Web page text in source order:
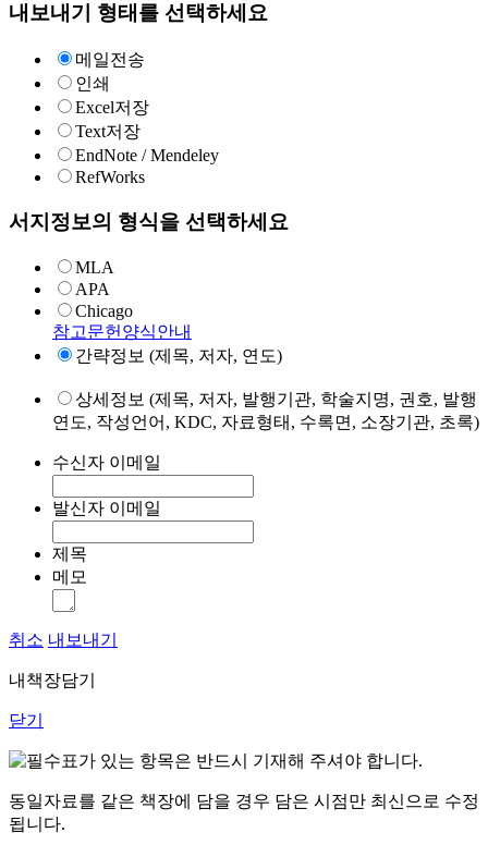
내보내기 형태를 선택하세요
메일전송
인쇄
Excel저장
Text저장
EndNote / Mendeley
RefWorks
서지정보의 형식을 선택하세요
MLA
APA
Chicago
참고문헌양식안내
간략정보 (제목, 저자, 연도)
상세정보 (제목, 저자, 발행기관, 학술지명, 권호, 발행
연도, 작성언어, KDC, 자료형태, 수록면, 소장기관, 초록)
수신자 이메일
발신자 이메일
제목
메모
취소 내보내기
내책장담기
닫기
표가 있는 항목은 반드시 기재해 주셔야 합니다.
동일자료를 같은 책장에 담을 경우 담은 시점만 최신으로 수정
됩니다.